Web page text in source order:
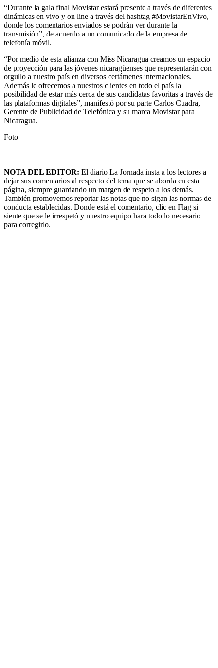
“Durante la gala final Movistar estará presente a través de diferentes
dinámicas en vivo y on line a través del hashtag #MovistarEnVivo,
donde los comentarios enviados se podrán ver durante la
transmisión”, de acuerdo a un comunicado de la empresa de
telefonía móvil.
“Por medio de esta alianza con Miss Nicaragua creamos un espacio
de proyección para las jóvenes nicaragüenses que representarán con
orgullo a nuestro país en diversos certámenes internacionales.
Además le ofrecemos a nuestros clientes en todo el país la
posibilidad de estar más cerca de sus candidatas favoritas a través de
las plataformas digitales”, manifestó por su parte Carlos Cuadra,
Gerente de Publicidad de Telefónica y su marca Movistar para
Nicaragua.
Foto
NOTA DEL EDITOR: El diario La Jornada insta a los lectores a
dejar sus comentarios al respecto del tema que se aborda en esta
página, siempre guardando un margen de respeto a los demás.
También promovemos reportar las notas que no sigan las normas de
conducta establecidas. Donde está el comentario, clic en Flag si
siente que se le irrespetó y nuestro equipo hará todo lo necesario
para corregirlo.